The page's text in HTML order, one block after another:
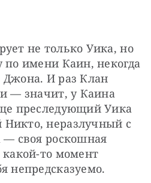
не только Уика, но
по имени Каин, некогда
Джона. И раз Клан
— значит, у Каина
преследующий Уика
неразлучный с
— своя роскошная
то момент
непредсказуемо.